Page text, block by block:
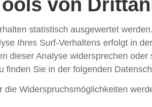
von
statistisch ausgewertet
Ihres Surf-Verhaltens erfolgt in
dieser Analyse widersprechen
finden Sie in der folgenden
Widerspruchsmöglichkeiten